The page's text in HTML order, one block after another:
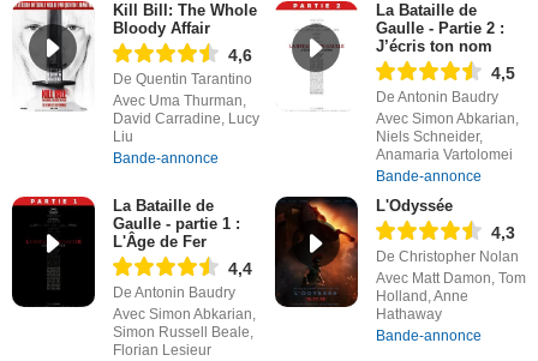
Kill Bill: The Whole
Bloody Affair
4,6
De Quentin Tarantino
Avec Uma Thurman,
David Carradine, Lucy
Liu
Bande-annonce
La Bataille de
Gaulle - Partie 2 :
J’écris ton nom
4,5
De Antonin Baudry
Avec Simon Abkarian,
Niels Schneider,
Anamaria Vartolomei
Bande-annonce
La Bataille de
Gaulle - partie 1 :
L'Âge de Fer
4,4
De Antonin Baudry
Avec Simon Abkarian,
Simon Russell Beale,
Florian Lesieur
L'Odyssée
4,3
De Christopher Nolan
Avec Matt Damon, Tom
Holland, Anne
Hathaway
Bande-annonce